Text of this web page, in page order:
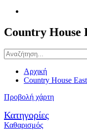
Country House
Αρχική
Country House
Προβολή χάρτη
Κατηγορίες
Καθαρισμός